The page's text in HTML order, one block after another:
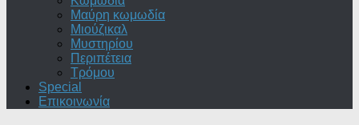
Μαύρη κωμωδία
Μιούζικαλ
Μυστηρίου
Περιπέτεια
Τρόμου
Special
Επικοινωνία